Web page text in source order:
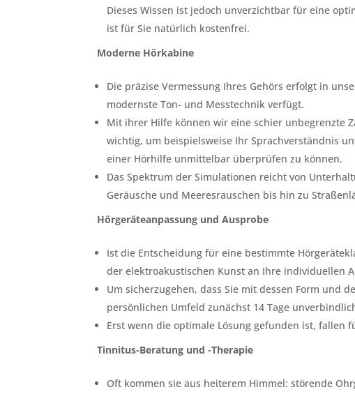
Dieses Wissen ist jedoch unverzichtbar für eine
ist für Sie natürlich kostenfrei.
Moderne Hörkabine
Die präzise Vermessung Ihres Gehörs erfolgt in
modernste Ton- und Messtechnik verfügt.
Mit ihrer Hilfe können wir eine schier unbegrenzte
wichtig, um beispielsweise Ihr Sprachverständnis
einer Hörhilfe unmittelbar überprüfen zu können.
Das Spektrum der Simulationen reicht von
Geräusche und Meeresrauschen bis hin zu
Hörgeräteanpassung und Ausprobe
Ist die Entscheidung für eine bestimmte
der elektroakustischen Kunst an Ihre individuellen
Um sicherzugehen, dass Sie mit dessen Form und
persönlichen Umfeld zunächst 14 Tage
Erst wenn die optimale Lösung gefunden ist, fallen
Tinnitus-Beratung und -Therapie
Oft kommen sie aus heiterem Himmel: störende